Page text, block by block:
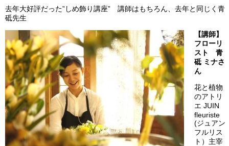
去年大好評だった”しめ飾り講座” 講師はもちろん、去年と同じく青
砥先生
【講師】
フローリ
スト 青
砥 ミナさ
ん
花と植物
のアトリ
エ JUIN
fleuriste
(ジュアン
フルリス
ト）主宰